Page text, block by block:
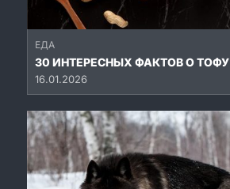
ЕДА
30 ИНТЕРЕСНЫХ ФАКТОВ О ТОФУ
16.01.2026